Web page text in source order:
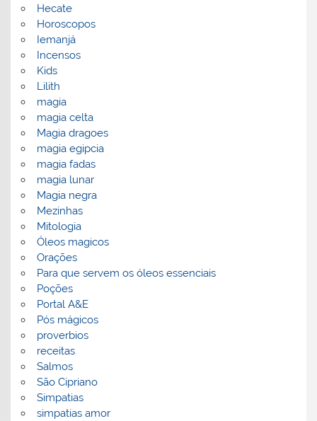
Hecate
Horoscopos
Iemanjá
Incensos
Kids
Lilith
magia
magia celta
Magia dragoes
magia egipcia
magia fadas
magia lunar
Magia negra
Mezinhas
Mitologia
Óleos magicos
Orações
Para que servem os óleos essenciais
Poções
Portal A&E
Pós mágicos
proverbios
receitas
Salmos
São Cipriano
Simpatias
simpatias amor